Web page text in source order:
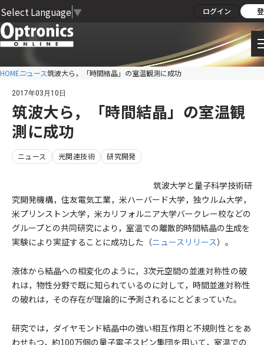
Select Language ▼ ログイン
HOMEニュース筑波大ら，「時間結晶」の室温観測に成功
2017年03月10日
筑波大ら，「時間結晶」の室温観
測に成功
ニュース 光関連技術 研究開発
筑波大学と量子科学技術研
究開発機構，住友電気工業，米ハーバード大学，独ウルム大学，
米プリンストン大学，米カリフォルニア大学バークレー校などの
グループとの共同研究により，室温での離散的時間結晶の生成を
実験により実証することに成功した（ニュースリリース）。
液体から結晶への相変化のように，3次元空間の並進対称性の破
れは，物性分野で既に知られているのに対して，時間並進対称性
の破れは，その存在が理論的に予測されるにとどまっていた。
研究では，ダイヤモンド結晶中の強い相互作用と不規則性とをあ
わせもつ，約100万個の量子電子スピン集団を用いて，室温での